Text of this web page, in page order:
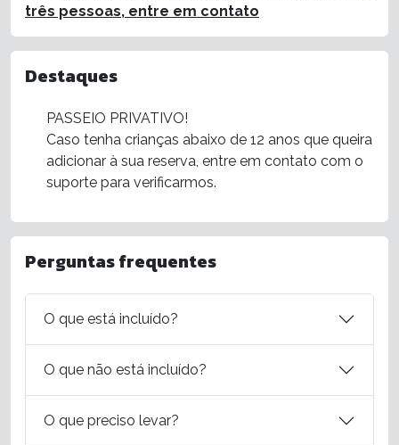
três pessoas, entre em contato
Destaques
PASSEIO PRIVATIVO!
Caso tenha crianças abaixo de 12 anos que queira
adicionar à sua reserva, entre em contato com o
suporte para verificarmos.
Perguntas frequentes
O que está incluído?
O que não está incluído?
O que preciso levar?